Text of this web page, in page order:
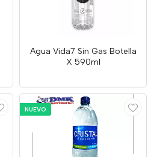
Agua Vida7 Sin Gas Botella
X 590ml
NUEVO